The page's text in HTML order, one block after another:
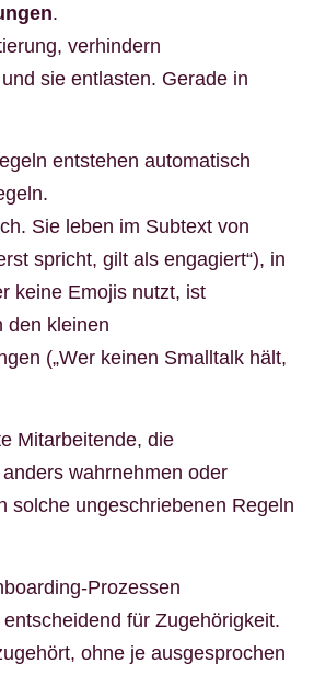
.
verhindern
sie entlasten. Gerade in
entstehen automatisch
Sie leben im Subtext von
spricht, gilt als engagiert“), in
keine Emojis nutzt, ist
den kleinen
(„Wer keinen Smalltalk hält,
Mitarbeitende, die
wahrnehmen oder
solche ungeschriebenen Regeln
Prozessen
für Zugehörigkeit.
ohne je ausgesprochen